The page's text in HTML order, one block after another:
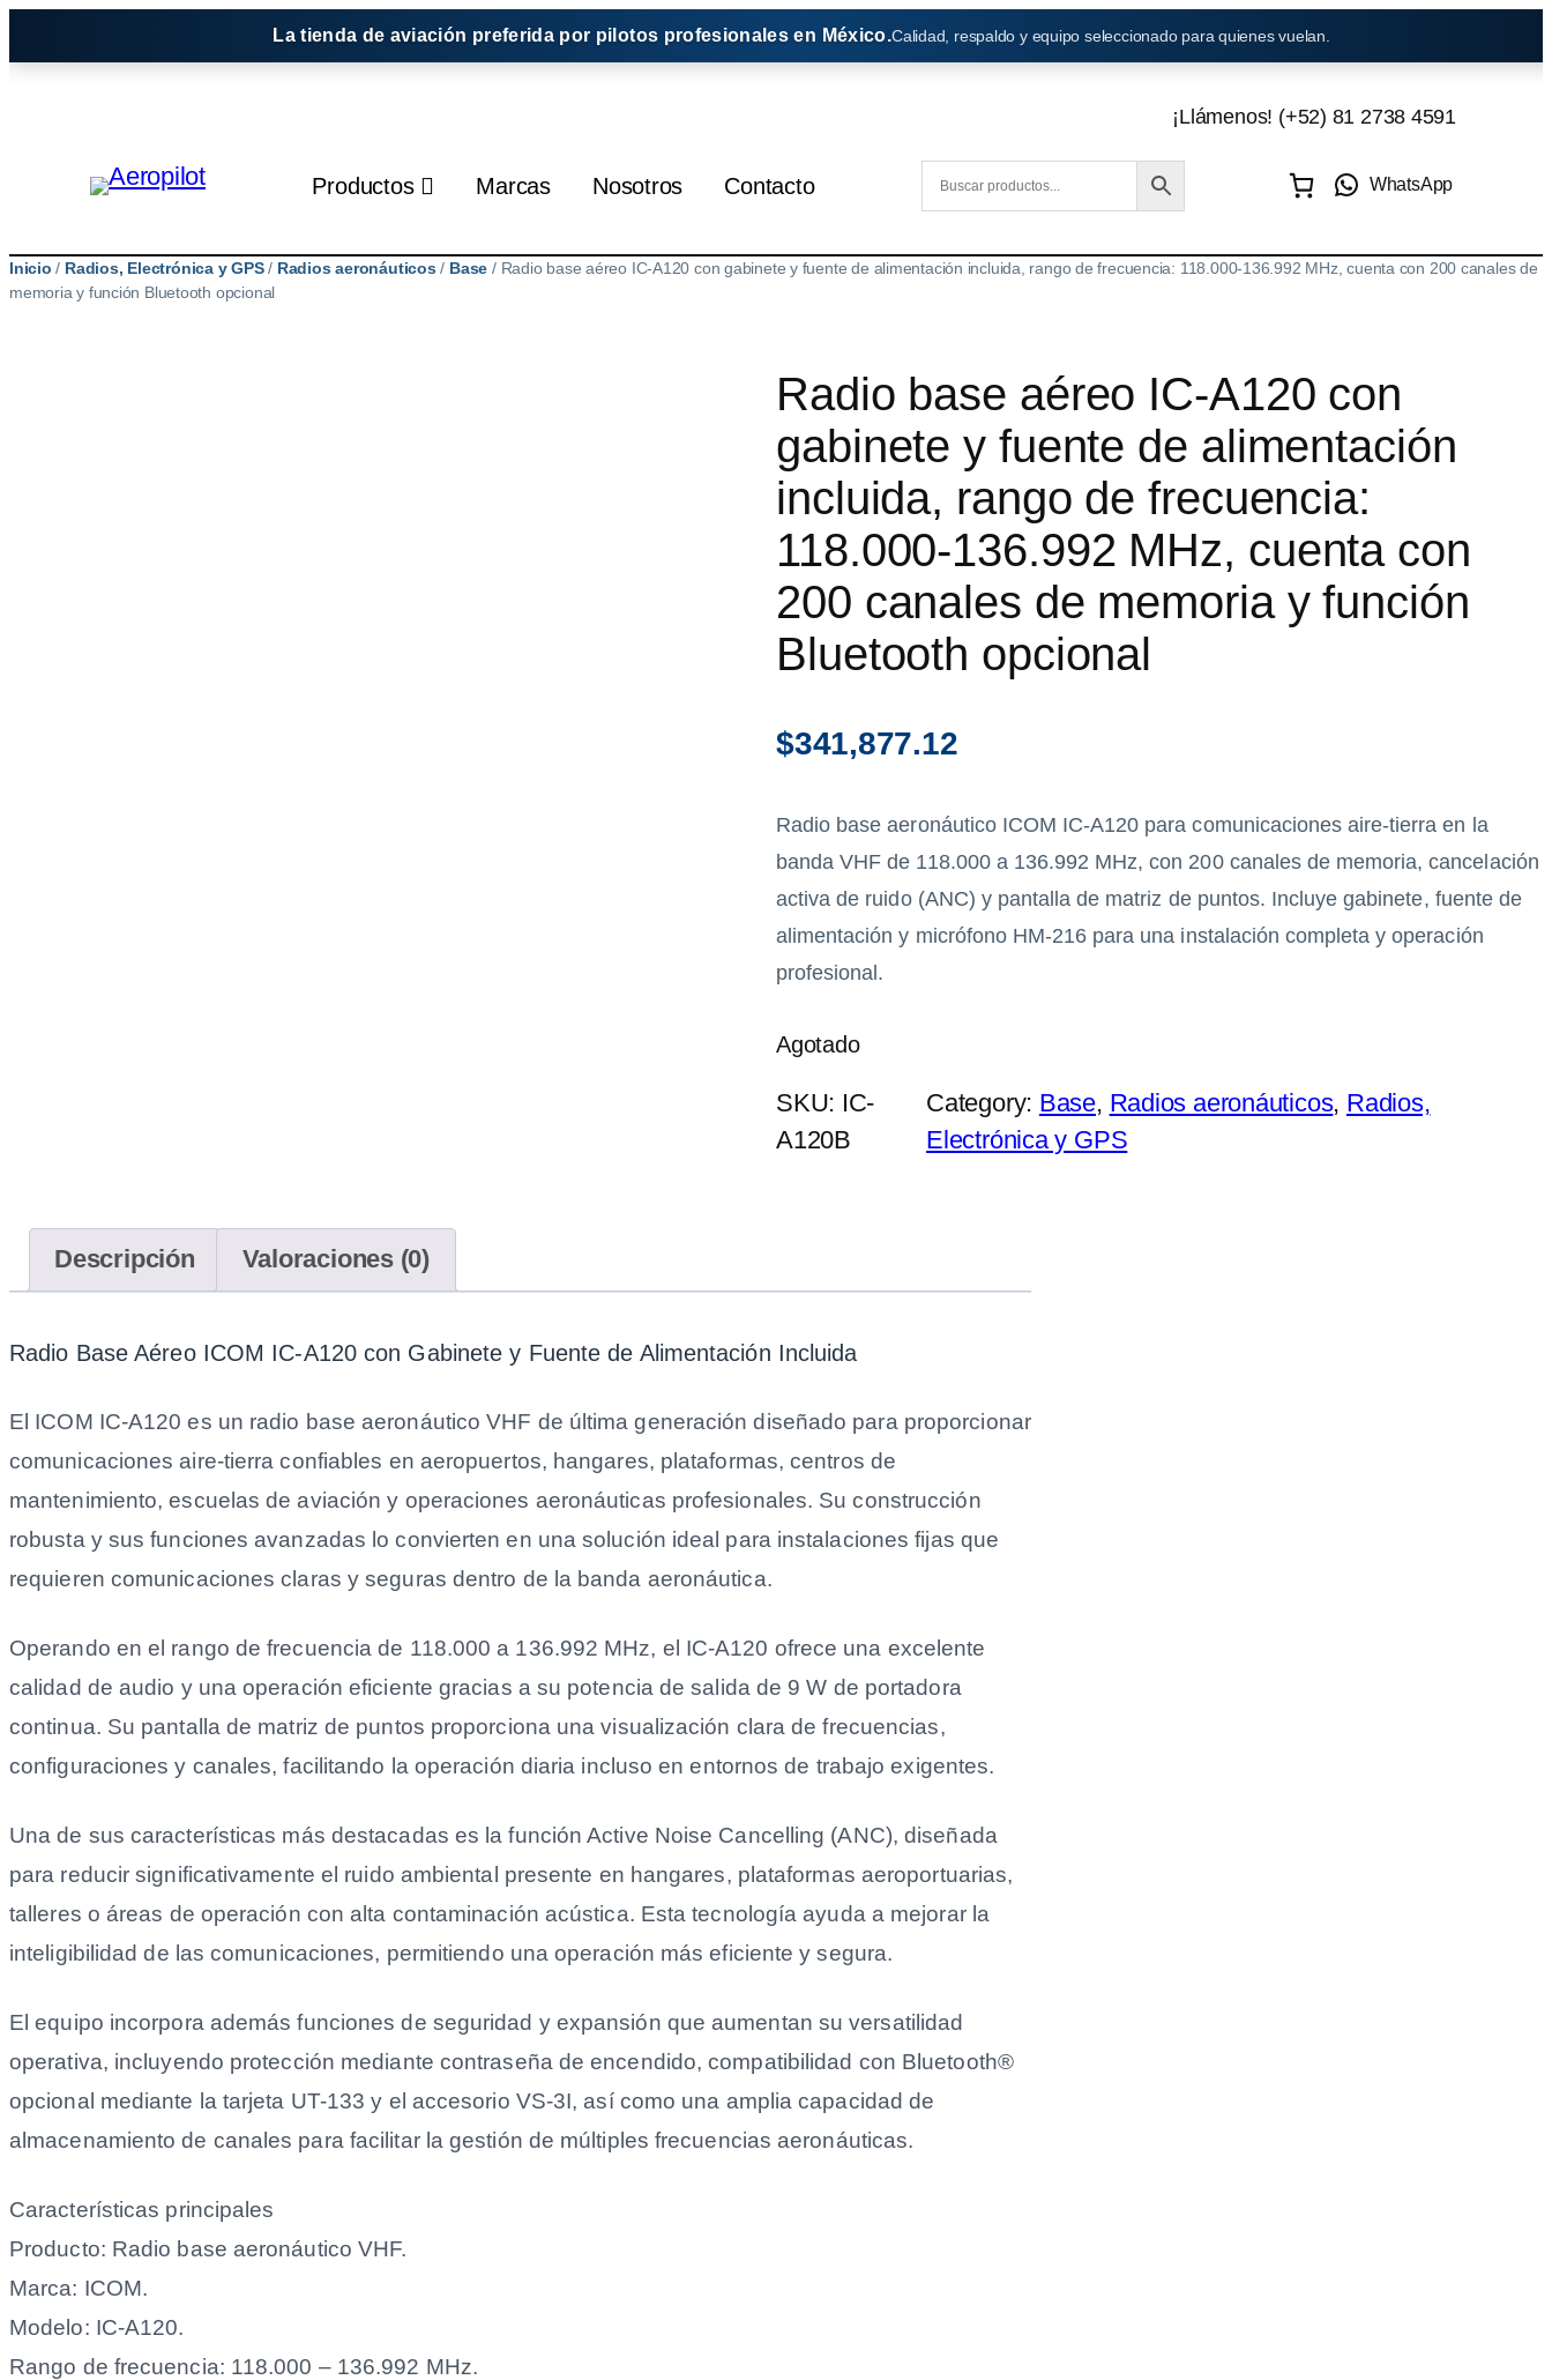
al
La tienda de aviación preferida por pilotos profesionales en México.Calidad, respaldo y equipo seleccionado para quienes vuelan.
¡Llámenos! (+52) 81 2738 4591
Productos Marcas Nosotros Contacto WhatsApp
Inicio / Radios, Electrónica y GPS/ Radios aeronáuticos/ Base / Radio base aéreo IC-A120 con gabinete y fuente de alimentación incluida, rango de frecuencia: 118.000-136.992 MHz, cuenta con 200 canales de
memoria y función Bluetooth opcional
Radio base aéreo IC-A120 con
gabinete y fuente de alimentación
incluida, rango de frecuencia:
118.000-136.992 MHz, cuenta con
200 canales de memoria y función
Bluetooth opcional
$341,877.12
Radio base aeronáutico ICOM IC-A120 para comunicaciones aire-tierra en la
banda VHF de 118.000 a 136.992 MHz, con 200 canales de memoria, cancelación
activa de ruido (ANC) y pantalla de matriz de puntos. Incluye gabinete, fuente de
alimentación y micrófono HM-216 para una instalación completa y operación
profesional.
Agotado
SKU: IC-
A120B
Category: Base, Radios aeronáuticos, Radios,
Electrónica y GPS
Descripción Valoraciones (0)
Radio Base Aéreo ICOM IC-A120 con Gabinete y Fuente de Alimentación Incluida
El ICOM IC-A120 es un radio base aeronáutico VHF de última generación diseñado para proporcionar
comunicaciones aire-tierra confiables en aeropuertos, hangares, plataformas, centros de
mantenimiento, escuelas de aviación y operaciones aeronáuticas profesionales. Su construcción
robusta y sus funciones avanzadas lo convierten en una solución ideal para instalaciones fijas que
requieren comunicaciones claras y seguras dentro de la banda aeronáutica.
Operando en el rango de frecuencia de 118.000 a 136.992 MHz, el IC-A120 ofrece una excelente
calidad de audio y una operación eficiente gracias a su potencia de salida de 9 W de portadora
continua. Su pantalla de matriz de puntos proporciona una visualización clara de frecuencias,
configuraciones y canales, facilitando la operación diaria incluso en entornos de trabajo exigentes.
Una de sus características más destacadas es la función Active Noise Cancelling (ANC), diseñada
para reducir significativamente el ruido ambiental presente en hangares, plataformas aeroportuarias,
talleres o áreas de operación con alta contaminación acústica. Esta tecnología ayuda a mejorar la
inteligibilidad de las comunicaciones, permitiendo una operación más eficiente y segura.
El equipo incorpora además funciones de seguridad y expansión que aumentan su versatilidad
operativa, incluyendo protección mediante contraseña de encendido, compatibilidad con Bluetooth®
opcional mediante la tarjeta UT-133 y el accesorio VS-3I, así como una amplia capacidad de
almacenamiento de canales para facilitar la gestión de múltiples frecuencias aeronáuticas.
Características principales
Producto: Radio base aeronáutico VHF.
Marca: ICOM.
Modelo: IC-A120.
Rango de frecuencia: 118.000 – 136.992 MHz.